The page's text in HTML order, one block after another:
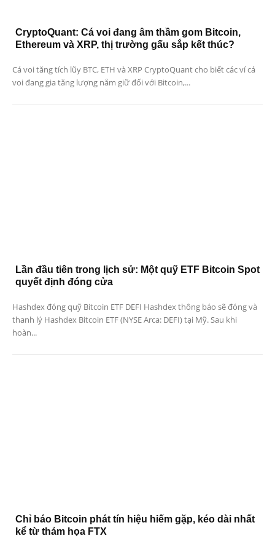
CryptoQuant: Cá voi đang âm thầm gom Bitcoin,
Ethereum và XRP, thị trường gấu sắp kết thúc?
Cá voi tăng tích lũy BTC, ETH và XRP CryptoQuant cho biết các ví cá
voi đang gia tăng lượng nắm giữ đối với Bitcoin,...
Lần đầu tiên trong lịch sử: Một quỹ ETF Bitcoin Spot
quyết định đóng cửa
Hashdex đóng quỹ Bitcoin ETF DEFI Hashdex thông báo sẽ đóng và
thanh lý Hashdex Bitcoin ETF (NYSE Arca: DEFI) tại Mỹ. Sau khi
hoàn...
Chỉ báo Bitcoin phát tín hiệu hiếm gặp, kéo dài nhất
kể từ thảm họa FTX